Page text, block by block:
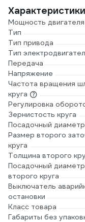
Характеристики
Мощность двигателя
Тип
Тип привода
Тип
Передача
Напряжение
Частота вращения
круга
Регулировка
Зернистость круга
Посадочный диаметр
Размер второго
круга
Толщина второго
Посадочный диаметр
второго круга
Выключатель
остановки
Класс товара
Габариты без